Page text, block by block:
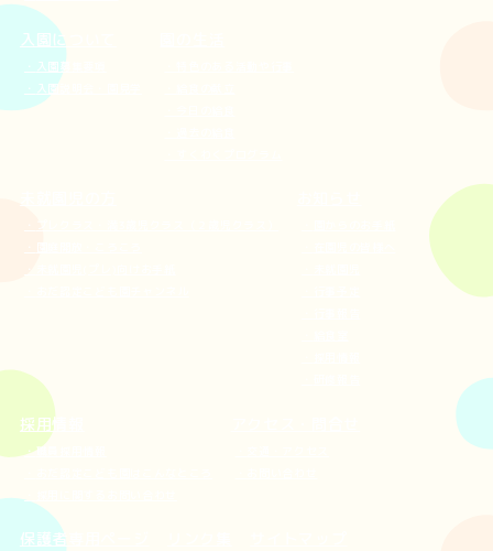
入園について
入園募集要項
入園説明会・園見学
採用情報
職員採用情報
保護者専用ページ